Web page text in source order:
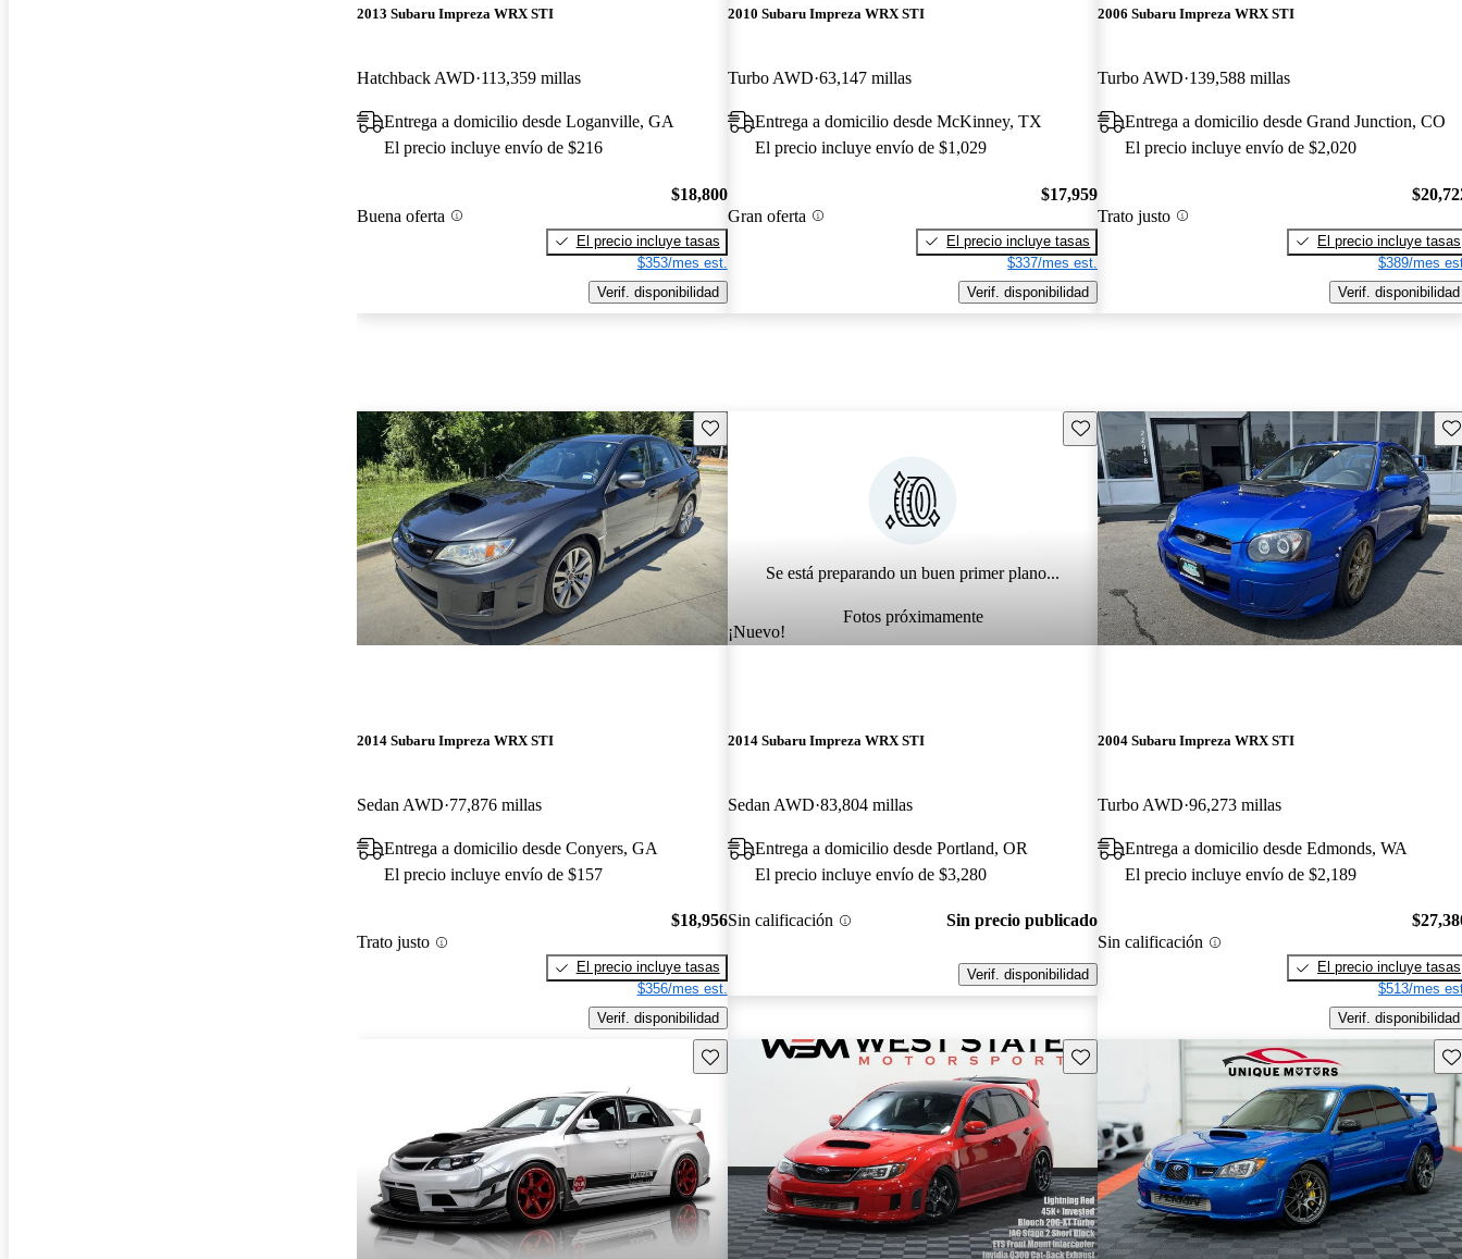
2013 Subaru Impreza WRX STI
Hatchback AWD 113,359 millas
Entrega a domicilio desde Loganville, GA
El precio incluye envío de $216
Buena oferta
$18,800
El precio incluye tasas
$353/mes est.
Verif. disponibilidad
2010 Subaru Impreza WRX STI
Turbo AWD 63,147 millas
Entrega a domicilio desde McKinney, TX
El precio incluye envío de $1,029
Gran oferta
$17,959
El precio incluye tasas
$337/mes est.
Verif. disponibilidad
2006 Subaru Impreza WRX STI
Turbo AWD 139,588 millas
Entrega a domicilio desde Grand Junction, CO
El precio incluye envío de $2,020
Trato justo
El precio incluye tasas
$389/mes
Verif. disponibilidad
Guarda este Aviso
2014 Subaru Impreza WRX STI
Sedan AWD 77,876 millas
Entrega a domicilio desde Conyers, GA
El precio incluye envío de $157
Trato justo
$18,956
El precio incluye tasas
$356/mes est.
Verif. disponibilidad
Se está preparando un buen primer plano...
Fotos próximamente
¡Nuevo!
Guarda este Aviso
2014 Subaru Impreza WRX STI
Sedan AWD 83,804 millas
Entrega a domicilio desde Portland, OR
El precio incluye envío de $3,280
Sin calificación Sin precio publicado
Verif. disponibilidad
2004 Subaru Impreza WRX STI
Turbo AWD 96,273 millas
Entrega a domicilio desde Edmonds, WA
El precio incluye envío de $2,189
Sin calificación
El precio incluye tasas
$513/mes
Verif. disponibilidad
Guarda este Aviso Guarda este Aviso